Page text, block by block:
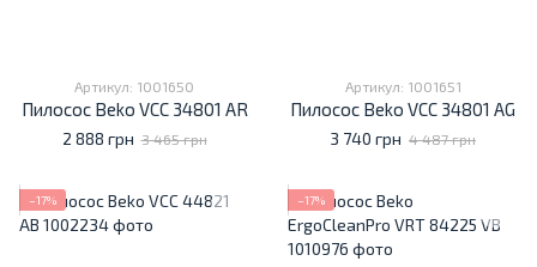
Артикул: 1001650
Пилосос Beko VCC 34801 AR
2 888 грн 3 465 грн
Артикул: 1001651
Пилосос Beko VCC 34801 AG
3 740 грн 4 487 грн
−17% −17%